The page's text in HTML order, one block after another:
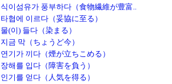
식이섬유가 풍부하다（食物繊維が豊富..
타협에 이르다（妥協に至る）
물(이) 들다（染まる）
지금 막（ちょうど今）
연기가 끼다（煙が立ちこめる）
장해를 입다（障害を負う）
인기를 얻다（人気を得る）